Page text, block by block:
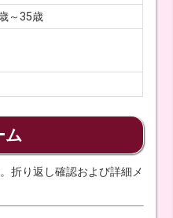
～35歳
ム
折り返し確認および詳細メ